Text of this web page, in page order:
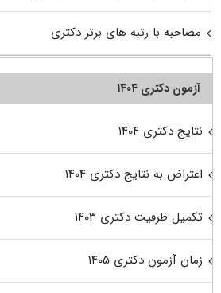
مصاحبه با رتبه های برتر دکتری
آزمون دکتری ۱۴۰۴
نتایج دکتری ۱۴۰۴
اعتراض به نتایج دکتری ۱۴۰۴
تکمیل ظرفیت دکتری ۱۴۰۳
زمان آزمون دکتری ۱۴۰۵